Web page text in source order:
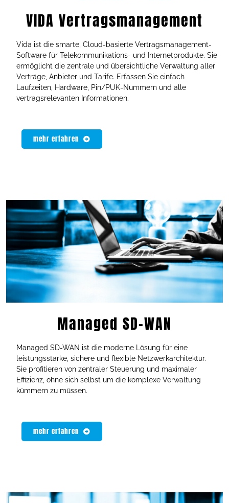
VIDA Vertragsmanagement
Vida ist die smarte, Cloud-basierte Vertragsmanagement-
Software für Telekommunikations- und Internetprodukte. Sie
ermöglicht die zentrale und übersichtliche Verwaltung aller
Verträge, Anbieter und Tarife. Erfassen Sie einfach
Laufzeiten, Hardware, Pin/PUK-Nummern und alle
vertragsrelevanten Informationen.
mehr erfahren
Managed SD-WAN
Managed SD-WAN ist die moderne Lösung für eine
leistungsstarke, sichere und flexible Netzwerkarchitektur.
Sie profitieren von zentraler Steuerung und maximaler
Effizienz, ohne sich selbst um die komplexe Verwaltung
kümmern zu müssen.
mehr erfahren